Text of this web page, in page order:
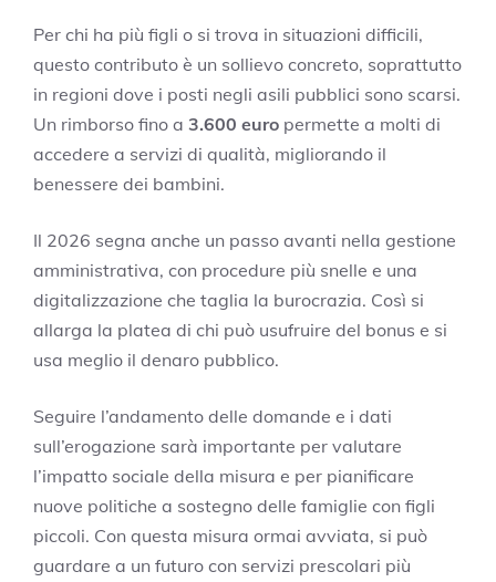
Per chi ha più figli o si trova in situazioni difficili,
questo contributo è un sollievo concreto, soprattutto
in regioni dove i posti negli asili pubblici sono scarsi.
Un rimborso fino a 3.600 euro permette a molti di
accedere a servizi di qualità, migliorando il
benessere dei bambini.
Il 2026 segna anche un passo avanti nella gestione
amministrativa, con procedure più snelle e una
digitalizzazione che taglia la burocrazia. Così si
allarga la platea di chi può usufruire del bonus e si
usa meglio il denaro pubblico.
Seguire l’andamento delle domande e i dati
sull’erogazione sarà importante per valutare
l’impatto sociale della misura e per pianificare
nuove politiche a sostegno delle famiglie con figli
piccoli. Con questa misura ormai avviata, si può
guardare a un futuro con servizi prescolari più